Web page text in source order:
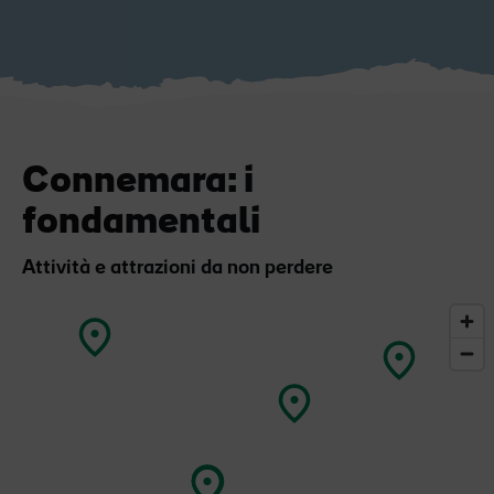
Connemara: i
fondamentali
Attività e attrazioni da non perdere